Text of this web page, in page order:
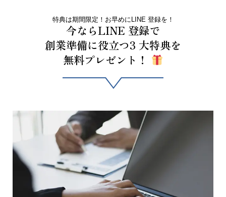
特典は期間限定！お早めにLINE 登録を！
今ならLINE 登録で
創業準備に役立つ3 大特典を
無料プレゼント！